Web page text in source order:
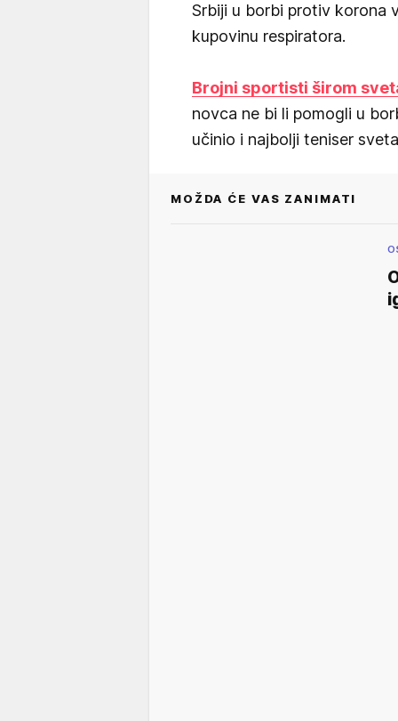
Srbiji u borbi protiv korona
kupovinu respiratora.
Brojni sportisti širom
novca ne bi li pomogli u
učinio i najbolji teniser
MOŽDA ĆE VAS ZANIMATI